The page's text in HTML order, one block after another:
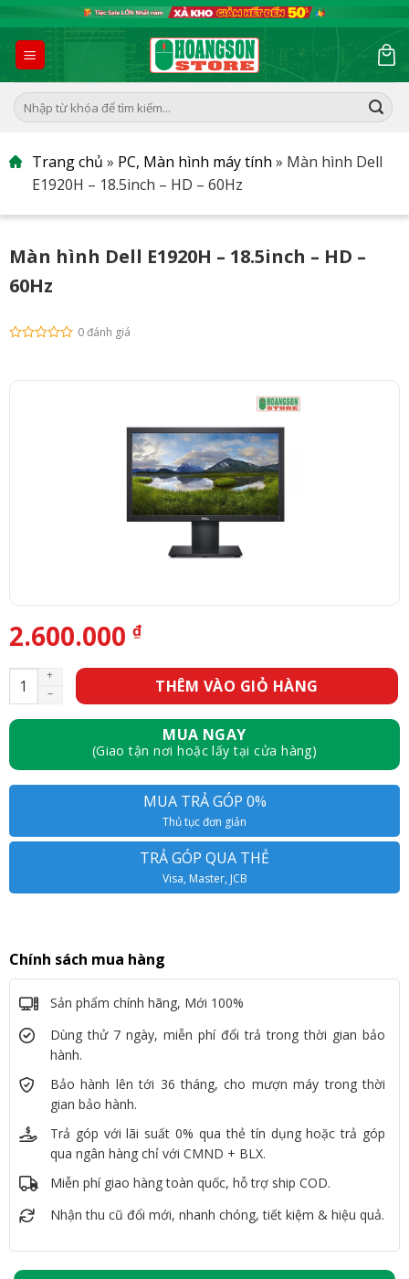
to
content
Tìm
kiếm:
Trang chủ » PC, Màn hình máy tính » Màn hình Dell
E1920H – 18.5inch – HD – 60Hz
Màn hình Dell E1920H – 18.5inch – HD –
60Hz
0 đánh giá
2.600.000 ₫
Màn hình Dell E1920H - 18.5inch - HD - 60Hz số lượng
THÊM VÀO GIỎ HÀNG
MUA NGAY
(Giao tận nơi hoặc lấy tại cửa hàng)
MUA TRẢ GÓP 0%
Thủ tục đơn giản
TRẢ GÓP QUA THẺ
Visa, Master, JCB
Chính sách mua hàng
Sản phẩm chính hãng, Mới 100%
Dùng thử 7 ngày, miễn phí đổi trả trong thời gian bảo
hành.
Bảo hành lên tới 36 tháng, cho mượn máy trong thời
gian bảo hành.
Trả góp với lãi suất 0% qua thẻ tín dụng hoặc trả góp
qua ngân hàng chỉ với CMND + BLX.
Miễn phí giao hàng toàn quốc, hỗ trợ ship COD.
Nhận thu cũ đổi mới, nhanh chóng, tiết kiệm & hiệu quả.